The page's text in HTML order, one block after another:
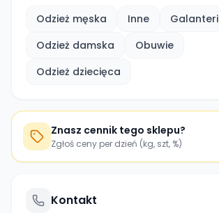
Odzież męska Inne
Odzież damska
Obuwie
Odzież dziecięca
Znasz cennik tego sklepu?
Zgłoś ceny per dzień (kg, szt, %)
Kontakt